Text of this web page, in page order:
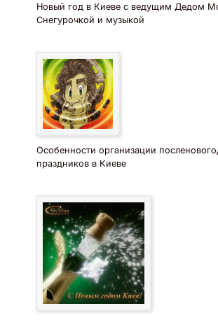
Новый год в Киеве с ведущим Дедом
Снегурочкой и музыкой
Особенности организации
праздников в Киеве